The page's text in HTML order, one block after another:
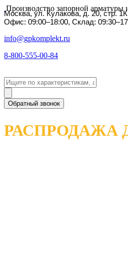
Производство запорной арматуры
Москва, ул. Кулакова, д. 20, стр. 1К
Офис: 09:00–18:00, Склад:
info@gpkomplekt.ru
8-800-555-00-84
Обратный звонок
РАСПРОДАЖА